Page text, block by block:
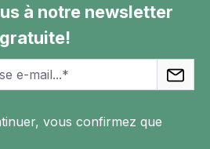
à notre newsletter
gratuite!
vous confirmez que